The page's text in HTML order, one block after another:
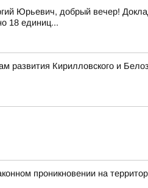
Юрьевич, добрый вечер!
18 единиц...
Кирилловского и
проникновении на